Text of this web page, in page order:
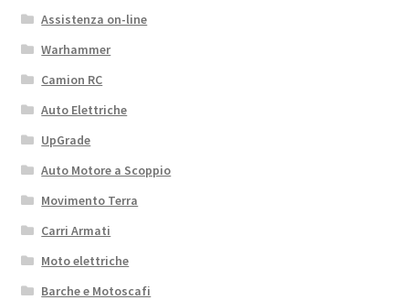
Assistenza on-line
Warhammer
Camion RC
Auto Elettriche
UpGrade
Auto Motore a Scoppio
Movimento Terra
Carri Armati
Moto elettriche
Barche e Motoscafi